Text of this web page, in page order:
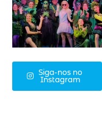
Siga-nos no
Instagram